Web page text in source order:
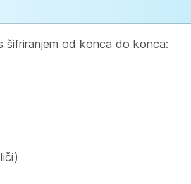
šifriranjem od konca do konca: